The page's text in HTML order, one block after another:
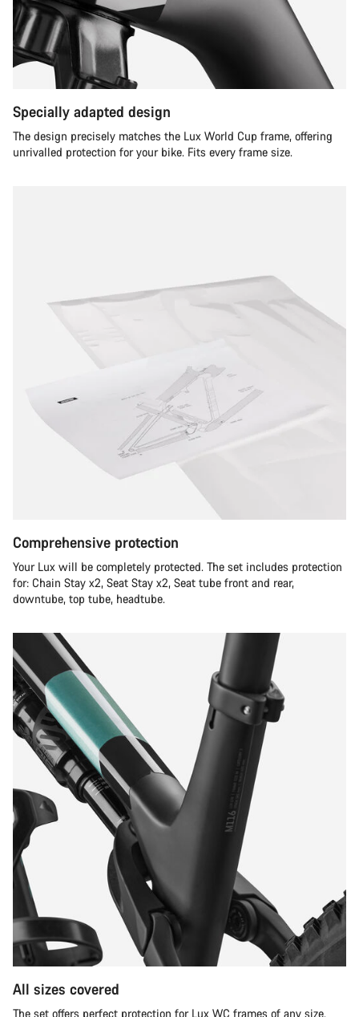
Specially adapted design
The design precisely matches the Lux World Cup frame, offering
unrivalled protection for your bike. Fits every frame size.
Comprehensive protection
Your Lux will be completely protected. The set includes protection
for: Chain Stay x2, Seat Stay x2, Seat tube front and rear,
downtube, top tube, headtube.
All sizes covered
The set offers perfect protection for Lux WC frames of any size.